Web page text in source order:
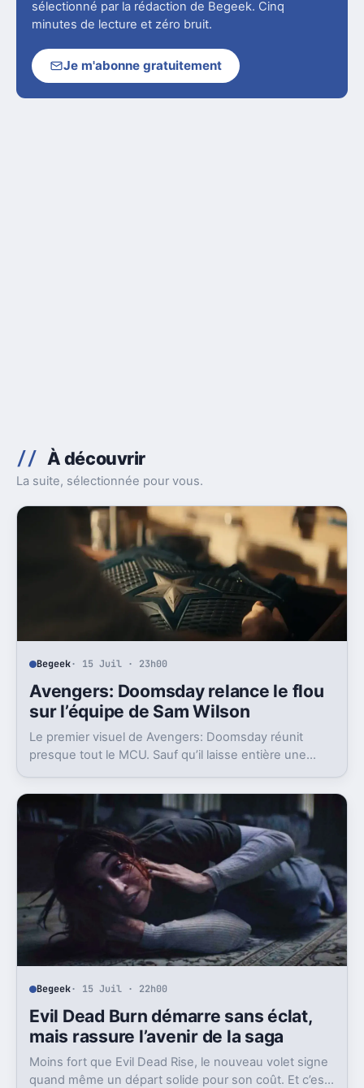
sélectionné par la rédaction de Begeek. Cinq
minutes de lecture et zéro bruit.
Je m'abonne gratuitement
À découvrir
La suite, sélectionnée pour vous.
Begeek· 15 Juil · 23h00
Avengers: Doomsday relance le flou
sur l’équipe de Sam Wilson
Le premier visuel de Avengers: Doomsday réunit
presque tout le MCU. Sauf qu’il laisse entière une
Wilson ?
Begeek· 15 Juil · 22h00
Evil Dead Burn démarre sans éclat,
mais rassure l’avenir de la saga
Moins fort que Evil Dead Rise, le nouveau volet signe
quand même un départ solide pour son coût. Et c’est